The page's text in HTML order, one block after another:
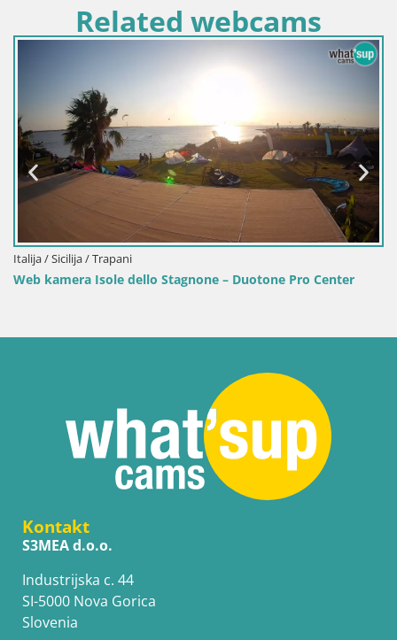
Related webcams
dello Stagnone – Duotone Pro Center
Web kamera
Kontakt
S3MEA d.o.o.
Industrijska c. 44
SI-5000 Nova Gorica
Slovenia